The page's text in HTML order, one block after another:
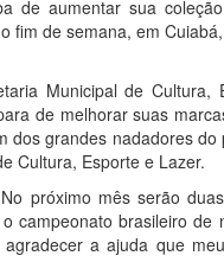
de aumentar sua
fim de semana, em
Municipal de Cultura,
de melhorar suas
dos grandes nadadores do
Cultura, Esporte e Lazer.
próximo mês serão
campeonato brasileiro de
a ajuda que